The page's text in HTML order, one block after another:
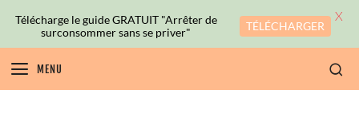
MENU
Télécharge le guide GRATUIT "Arrêter de
surconsommer sans se priver"
TÉLÉCHARGER
X